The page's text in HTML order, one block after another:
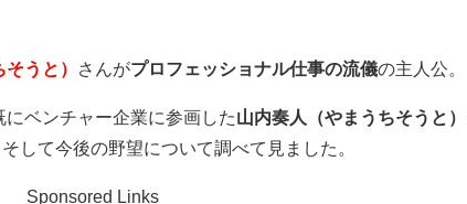
うと） さんがプロフェッショナル仕事の流儀の主人公。
ベンチャー企業に参画した山内奏人（やまうちそうと）
して今後の野望について調べて見ました。
Sponsored Links